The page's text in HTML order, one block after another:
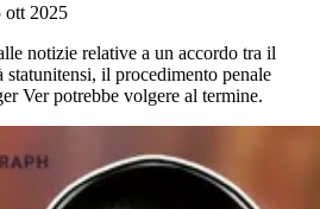
ott 2025
notizie relative a un accordo tra il
statunitensi, il procedimento penale
Ver potrebbe volgere al termine.